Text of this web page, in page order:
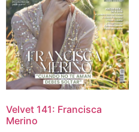
Velvet 141: Francisca
Merino